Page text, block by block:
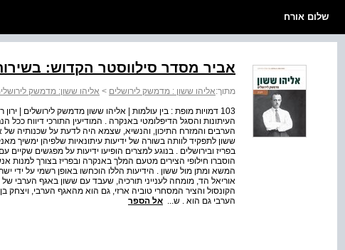
שלום אורח
אביר מסדר סילווסטר הקדוש:
מתוך:אליהו ששון : מדמשק לירושלים > אליהו ששון: מדמשק
103 דמויות מופת : בין עולמות | אליהו ששון מדמשק לירושלים |
העיתונות והסגל הדיפלומטי באנקרה . המודיעין התורכי דיווח ככל
הערבים והמזרח התיכון, והנשיא, שצמא היה לדעת על שכנותיה
ששון לתפקיד לוותה בשורה של ידיעות עיתונאיות שלפיהן ימשיך
בפריז ובירושלים . בנוגע למצרים הופיעו ידיעות על מפגשים שקיים
הוסברו חילופי הצירים מטעם המלך באנקרה ובפריז בצורך
המשא ומתן מול ששון . הידיעות הללו הוכחשו באופן רשמי על ידי
הקונסול והציר המסחרי טוביה ארזי, גם הוא מהאגף הערבי, ויצחק
הערבי גם הוא . ש... אל הספר